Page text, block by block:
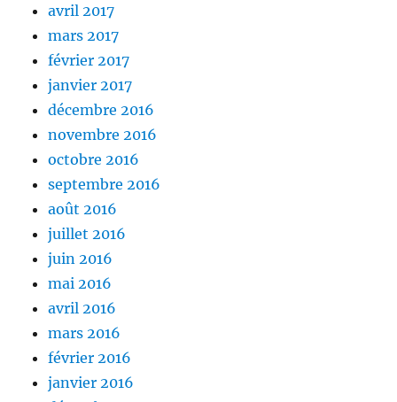
avril 2017
mars 2017
février 2017
janvier 2017
décembre 2016
novembre 2016
octobre 2016
septembre 2016
août 2016
juillet 2016
juin 2016
mai 2016
avril 2016
mars 2016
février 2016
janvier 2016